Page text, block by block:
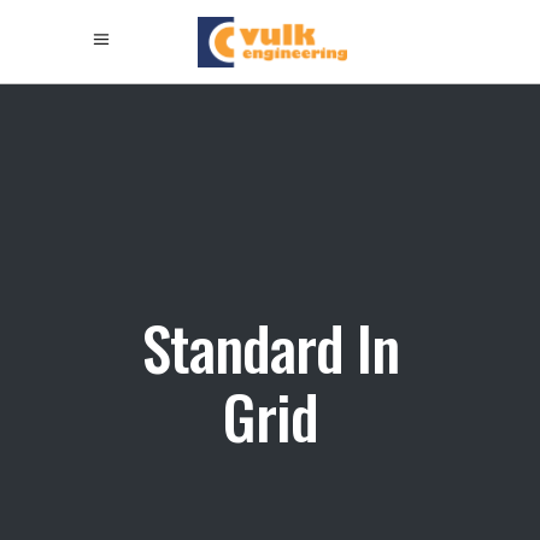
Standard In
Grid